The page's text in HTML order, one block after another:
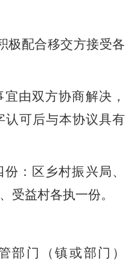
极配合移交方接受各
由双方协商解决，
认可后与本协议具有
份 ： 区乡村振兴局、
受益村各执一份。
部门 （镇或部门）